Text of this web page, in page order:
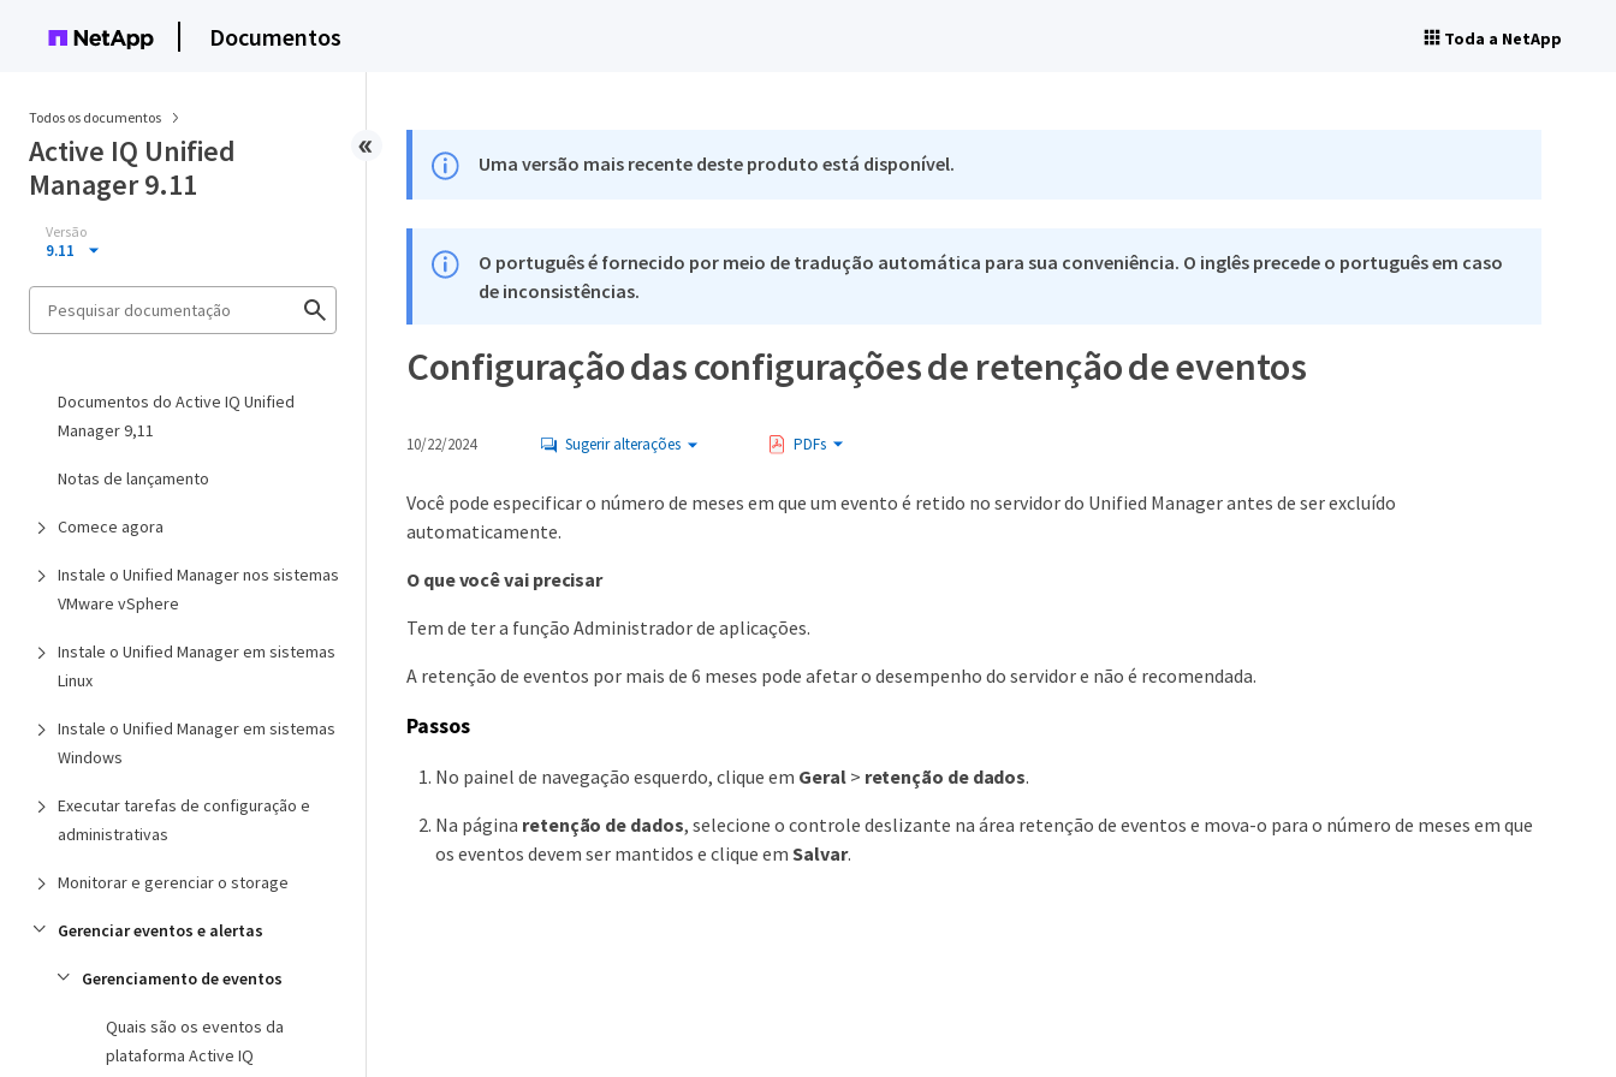
Documentos Toda a NetApp
Todos os documentos
Active IQ Unified
Manager 9.11
Versão
9.11
Documentos do Active IQ Unified
Manager 9,11
Notas de lançamento
Comece agora
Instale o Unified Manager nos sistemas
VMware vSphere
Instale o Unified Manager em sistemas
Linux
Instale o Unified Manager em sistemas
Windows
Executar tarefas de configuração e
administrativas
Monitorar e gerenciar o storage
Gerenciar eventos e alertas
Gerenciamento de eventos
Quais são os eventos da
plataforma Active IQ
Uma versão mais recente deste produto está disponível.
O português é fornecido por meio de tradução automática para sua conveniência. O inglês precede o português em caso
de inconsistências.
Configuração das configurações de retenção de eventos
10/22/2024 Sugerir alterações PDFs
Você pode especificar o número de meses em que um evento é retido no servidor do Unified Manager antes de ser excluído
automaticamente.
O que você vai precisar
Tem de ter a função Administrador de aplicações.
A retenção de eventos por mais de 6 meses pode afetar o desempenho do servidor e não é recomendada.
Passos
No painel de navegação esquerdo, clique em Geral> retenção de dados.
Na página retenção de dados, selecione o controle deslizante na área retenção de eventos e mova-o para o número de meses em que
os eventos devem ser mantidos e clique em Salvar.